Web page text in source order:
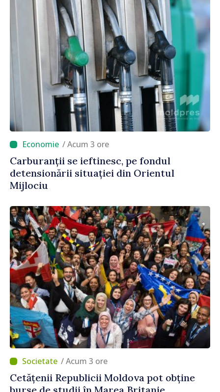
/ Acum 3 ore
Carburanții se ieftinesc, pe fondul
detensionării situației din Orientul
Mijlociu
/ Acum 3 ore
Cetățenii Republicii Moldova pot obține